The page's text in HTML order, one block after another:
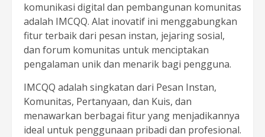
komunikasi digital dan pembangunan komunitas
adalah IMCQQ. Alat inovatif ini menggabungkan
fitur terbaik dari pesan instan, jejaring sosial,
dan forum komunitas untuk menciptakan
pengalaman unik dan menarik bagi pengguna.
IMCQQ adalah singkatan dari Pesan Instan,
Komunitas, Pertanyaan, dan Kuis, dan
menawarkan berbagai fitur yang menjadikannya
ideal untuk penggunaan pribadi dan profesional.